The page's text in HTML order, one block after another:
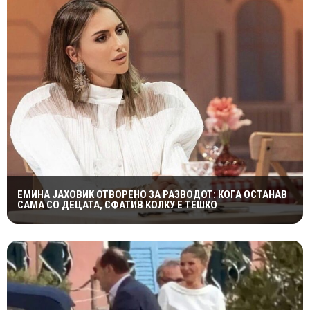
ЕМИНА ЈАХОВИЌ ОТВОРЕНО ЗА РАЗВОДОТ: КОГА ОСТАНАВ
САМА СО ДЕЦАТА, СФАТИВ КОЛКУ Е ТЕШКО